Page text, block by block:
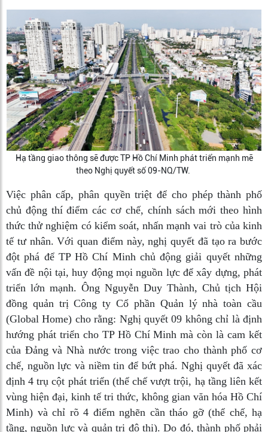
Hạ tầng giao thông sẽ được TP Hồ Chí Minh phát triển mạnh mẽ
theo Nghị quyết số 09-NQ/TW.
Việc phân cấp, phân quyền triệt để cho phép thành phố
chủ động thí điểm các cơ chế, chính sách mới theo hình
thức thử nghiệm có kiểm soát, nhấn mạnh vai trò của kinh
tế tư nhân. Với quan điểm này, nghị quyết đã tạo ra bước
đột phá để TP Hồ Chí Minh chủ động giải quyết những
vấn đề nội tại, huy động mọi nguồn lực để xây dựng, phát
triển lớn mạnh. Ông Nguyễn Duy Thành, Chủ tịch Hội
đồng quản trị Công ty Cổ phần Quản lý nhà toàn cầu
(Global Home) cho rằng: Nghị quyết 09 không chỉ là định
hướng phát triển cho TP Hồ Chí Minh mà còn là cam kết
của Đảng và Nhà nước trong việc trao cho thành phố cơ
chế, nguồn lực và niềm tin để bứt phá. Nghị quyết đã xác
định 4 trụ cột phát triển (thể chế vượt trội, hạ tầng liên kết
vùng hiện đại, kinh tế tri thức, không gian văn hóa Hồ Chí
Minh) và chỉ rõ 4 điểm nghẽn cần tháo gỡ (thể chế, hạ
tầng, nguồn lực và quản trị đô thị). Do đó, thành phố phải